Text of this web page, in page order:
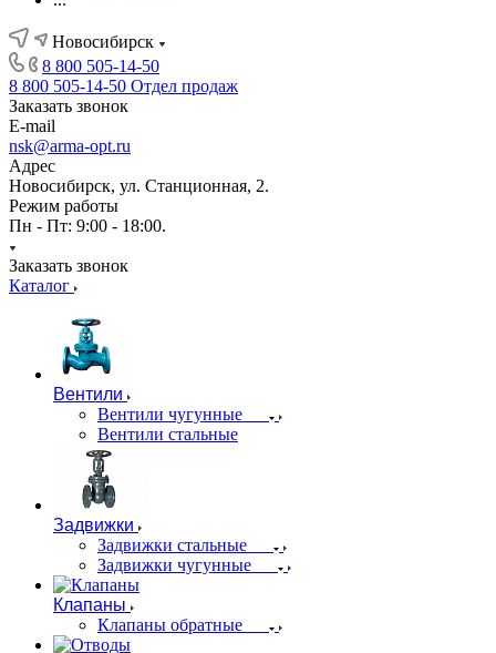
Новосибирск
8 800 505-14-50
8 800 505-14-50 Отдел продаж
Заказать звонок
E-mail
nsk@arma-opt.ru
Адрес
Новосибирск, ул. Станционная, 2.
Режим работы
Пн - Пт: 9:00 - 18:00.
Заказать звонок
Каталог
Вентили
Вентили чугунные
Вентили стальные
Задвижки
Задвижки стальные
Задвижки чугунные
Клапаны
Клапаны обратные